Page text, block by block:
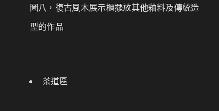
圖八，復古風木展示櫃擺放其他釉料及傳統造
型的作品
茶道區